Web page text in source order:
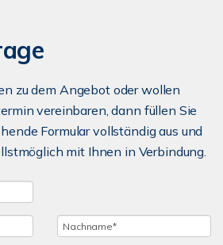
zu dem Angebot oder wollen
vereinbaren, dann füllen Sie
Formular vollständig aus und
mit Ihnen in Verbindung.